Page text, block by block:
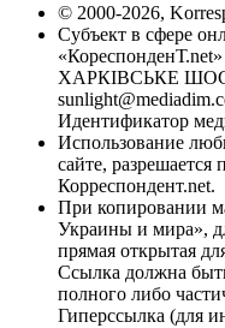
© 2000-2026,
Субъект в сфере
ХАРКІВСЬКЕ ШОСЕ,
Идентификатор
Использование
сайте,
Корреспондент.net.
При копировании
Украины и мира»,
прямая открытая
Ссылка должна
полного либо
Гиперссылка (для